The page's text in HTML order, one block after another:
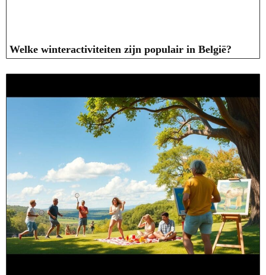
Welke winteractiviteiten zijn populair in België?